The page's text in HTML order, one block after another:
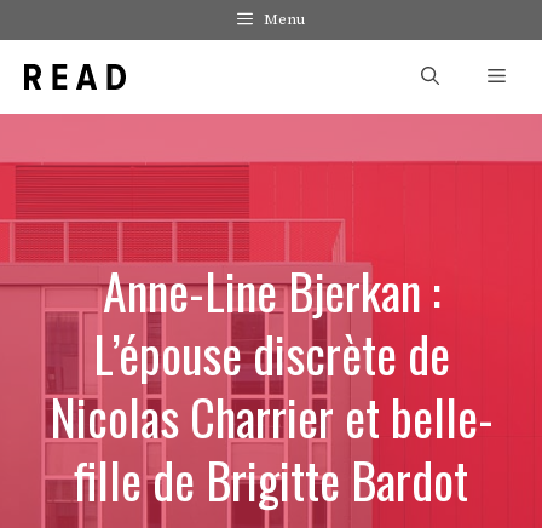
au
contenu
Menu
Anne-Line Bjerkan :
L’épouse discrète de
Nicolas Charrier et belle-
fille de Brigitte Bardot